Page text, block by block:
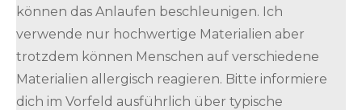
können das Anlaufen beschleunigen. Ich
verwende nur hochwertige Materialien aber
trotzdem können Menschen auf verschiedene
Materialien allergisch reagieren. Bitte informiere
dich im Vorfeld ausführlich über typische